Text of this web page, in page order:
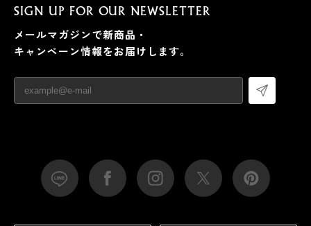
SIGN UP FOR OUR NEWSLETTER
メールマガジンで新商品・
キャンペーン情報をお届けします。